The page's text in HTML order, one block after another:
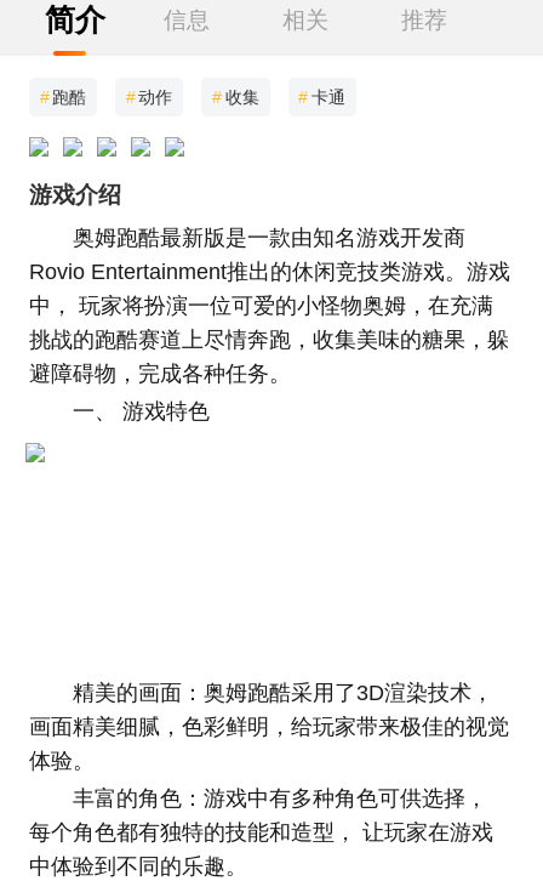
简介 信息 相关 推荐
#跑酷 #动作 #收集 #卡通
游戏介绍
奥姆跑酷最新版是一款由知名游戏开发商
Rovio Entertainment推出的休闲竞技类游戏。游戏
中， 玩家将扮演一位可爱的小怪物奥姆，在充满
挑战的跑酷赛道上尽情奔跑，收集美味的糖果，躲
避障碍物，完成各种任务。
一、 游戏特色
精美的画面：奥姆跑酷采用了3D渲染技术，
画面精美细腻，色彩鲜明，给玩家带来极佳的视觉
体验。
丰富的角色：游戏中有多种角色可供选择，
每个角色都有独特的技能和造型， 让玩家在游戏
中体验到不同的乐趣。